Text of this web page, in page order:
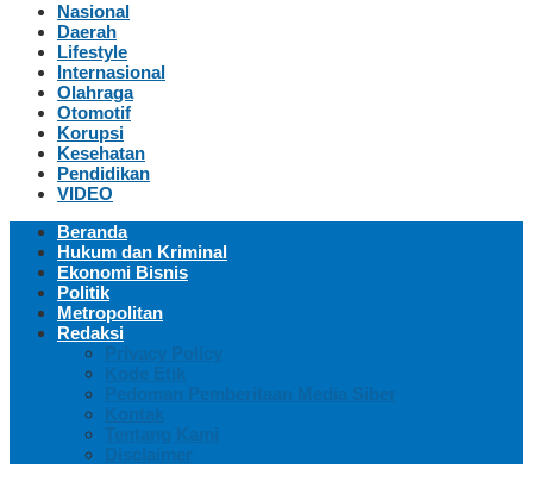
Nasional
Daerah
Lifestyle
Internasional
Olahraga
Otomotif
Korupsi
Kesehatan
Pendidikan
VIDEO
Beranda
Hukum dan Kriminal
Ekonomi Bisnis
Politik
Metropolitan
Redaksi
Privacy Policy
Kode Etik
Pedoman Pemberitaan Media Siber
Kontak
Tentang Kami
Disclaimer